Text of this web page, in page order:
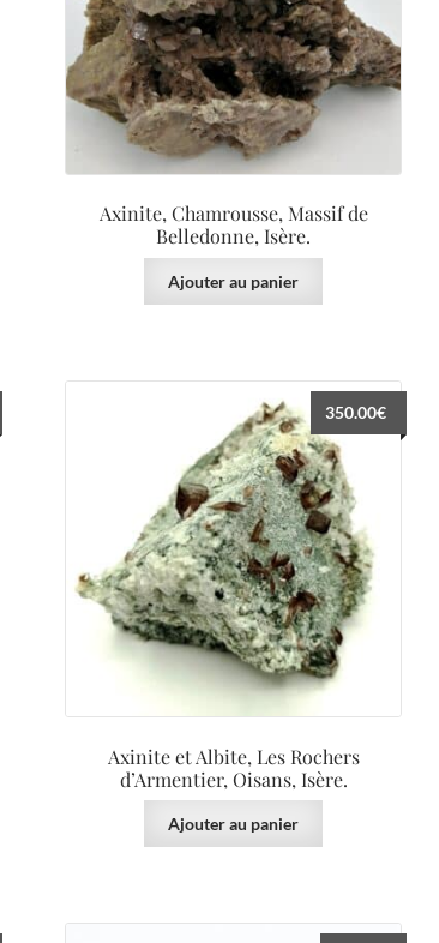
Axinite, Chamrousse, Massif de
Belledonne, Isère.
Ajouter au panier
Axinite et Albite, Les Rochers
d’Armentier, Oisans, Isère.
350.00€
Ajouter au panier